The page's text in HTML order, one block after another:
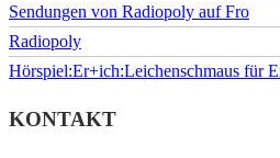
Sendungen von Radiopoly auf Fro
Radiopoly
Hörspiel:Er+ich:Leichenschmaus für
KONTAKT